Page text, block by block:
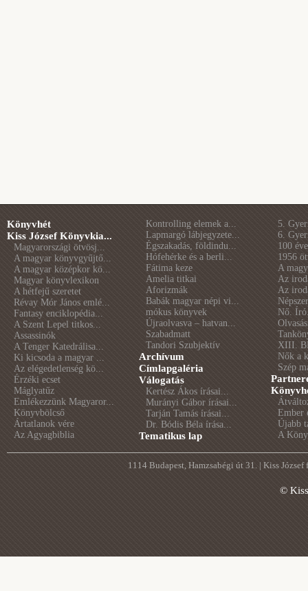
Könyvhét
Kiss József Könyvkia...
Magyarországi ötvösj...
A magyar könyvgyűjtő...
A magyar középkor kö...
Magyar könyvlexikon
A hétfejű szeretet
Révay Mór János emlé...
Fantasy enciklopédia...
A Szent Lepel titkos...
Assassinók
A Tenger Katedrálisa...
Ki kicsoda a magyar ...
Az elégedetlenség kö...
Érzéki ecset
Máglyatűz
Emlékezzünk Magyaror...
Könyvbölcső
Ártatlanok vére
Az Agyagbiblia
Kontrolling elemek a...
Lapmargó lábjegyzete...
Égszakadás, földindu...
Hófehérke és a berli...
Fátima keze
Amelia titkai
Aforizmák
Babák magyar népi vi...
mókus könyvek
Újraolvasva – hatvan...
Szabadmatt
Tandori Szubjektív
Archívum
Címlapgaléria
Válogatás
Kertész Ákos írásai...
Murányi Gábor írásai...
Tarján Tamás írásai...
Dr. Bódis Béla írása...
Tematikus lap
5.
6.
100
1956
A
Az
Az
Nő.
XIII.
Nők a
Szép
Ember
Újabb
A
1114 Budapest, Hamzsabégi út 31. | Kiss
©